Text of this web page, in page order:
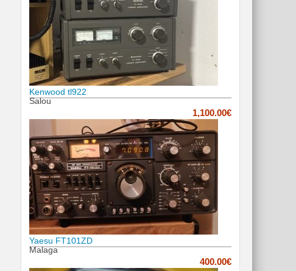
Kenwood tl922
Salou
1,100.00€
Yaesu FT101ZD
Malaga
400.00€